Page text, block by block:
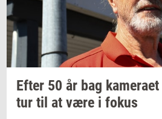
Efter 50 år bag ka­me­ra­et
tur til at være i fokus